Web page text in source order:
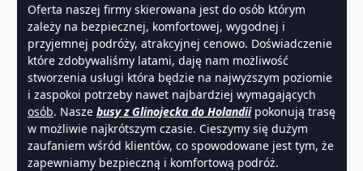
Oferta naszej firmy skierowana jest do osób którym
zależy na bezpiecznej, komfortowej, wygodnej i
przyjemnej podróży, atrakcyjnej cenowo. Doświadczenie
które zdobywaliśmy latami, daję nam możliwość
stworzenia usługi która będzie na najwyższym poziomie
i zaspokoi potrzeby nawet najbardziej wymagających
osób. Nasze busy z Glinojecka do Holandiipokonują trasę
w możliwie najkrótszym czasie. Cieszymy się dużym
zaufaniem wśród klientów, co spowodowane jest tym, że
zapewniamy bezpieczną i komfortową podróż.